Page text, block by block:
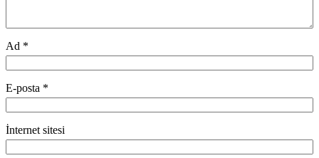
Ad *
E-posta *
İnternet sitesi